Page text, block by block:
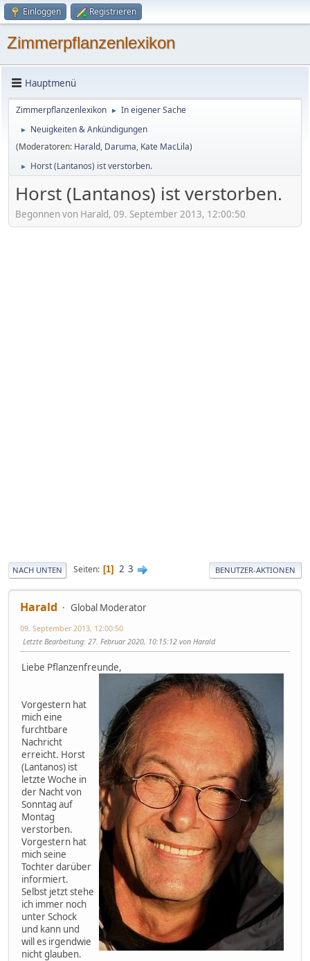
Einloggen Registrieren
Zimmerpflanzenlexikon
Hauptmenü
Zimmerpflanzenlexikon ► In eigener Sache
►
Neuigkeiten & Ankündigungen
(Moderatoren: Harald, Daruma, Kate MacLila)
► Horst (Lantanos) ist verstorben.
Horst (Lantanos) ist verstorben.
Begonnen von Harald, 09. September 2013, 12:00:50
NACH UNTEN Seiten 1 2 3 BENUTZER-AKTIONEN
Harald Global Moderator
09. September 2013, 12:00:50
Letzte Bearbeitung: 27. Februar 2020, 10:15:12 von Harald
Liebe Pflanzenfreunde,
Vorgestern hat
mich eine
furchtbare
Nachricht
erreicht. Horst
(Lantanos) ist
letzte Woche in
der Nacht von
Sonntag auf
Montag
verstorben.
Vorgestern hat
mich seine
Tochter darüber
informiert.
Selbst jetzt stehe
ich immer noch
unter Schock
und kann und
will es irgendwie
nicht glauben.